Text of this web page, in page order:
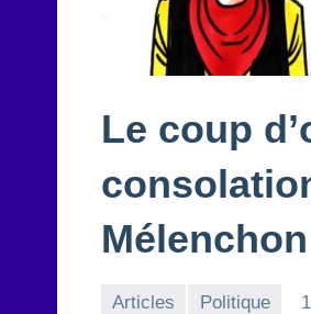
Le coup
Mélenchon
Articles Politique